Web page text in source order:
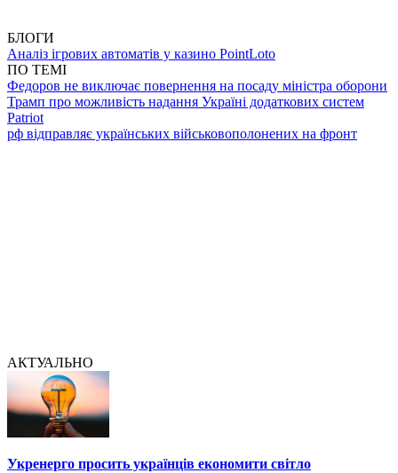
БЛОГИ
Аналіз ігрових автоматів у казино PointLoto
ПО ТЕМІ
Федоров не виключає повернення на посаду міністра оборони
Трамп про можливість надання Україні додаткових систем
Patriot
рф відправляє українських військовополонених на фронт
АКТУАЛЬНО
Укренерго просить українців економити світло